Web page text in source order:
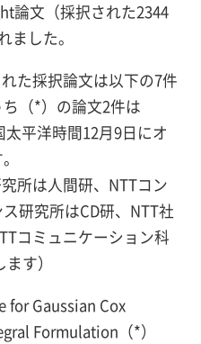
論文（採択された2344
ました。
た採択論文は以下の7件
（*）の論文2件は
平洋時間12月9日にオ
所は人間研、NTTコン
研究所はCD研、NTT社
コミュニケーション科
す）
for Gaussian Cox
Formulation（*）